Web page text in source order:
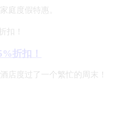
庭度假特惠。
折扣！
店度过了一个繁忙的周末！